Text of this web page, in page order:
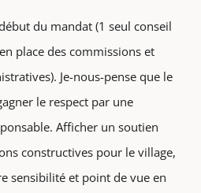
du mandat (1 seul conseil
place des commissions et
Je-nous-pense que le
le respect par une
Afficher un soutien
constructives pour le village,
sensibilité et point de vue en